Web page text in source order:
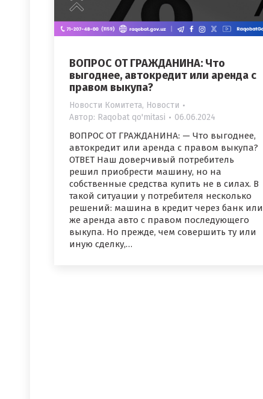
ВОПРОС ОТ ГРАЖДАНИНА: Что
выгоднее, автокредит или аренда с
правом выкупа?
Новости Комитета, Новости
Автор: Raqobat qo'mitasi 06.06.2024
ВОПРОС ОТ ГРАЖДАНИНА: — Что выгоднее,
автокредит или аренда с правом выкупа?
ОТВЕТ Наш доверчивый потребитель
решил приобрести машину, но на
собственные средства купить не в силах. В
такой ситуации у потребителя несколько
решений: машина в кредит через банк или
же аренда авто с правом последующего
выкупа. Но прежде, чем совершить ту или
иную сделку,…